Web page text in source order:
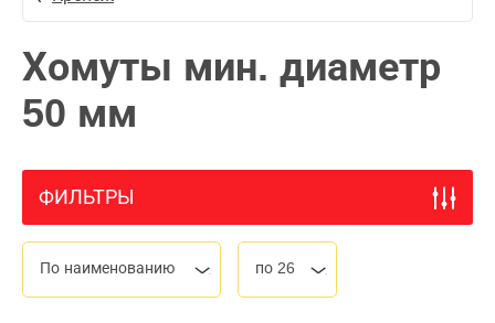
Хомуты мин. диаметр
50 мм
ФИЛЬТРЫ
По наименованию по 26